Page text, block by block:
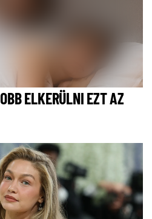
ELKERÜLNI EZT AZ